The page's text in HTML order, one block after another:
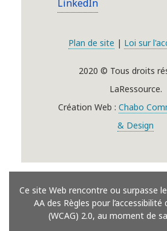
LinkedIn
Plan de site | Loi sur
2020 © Tous droits
LaRessource.
Création Web : Chabo
& Design
Ce site Web rencontre ou surpasse
AA des Règles pour
(WCAG) 2.0, au moment de